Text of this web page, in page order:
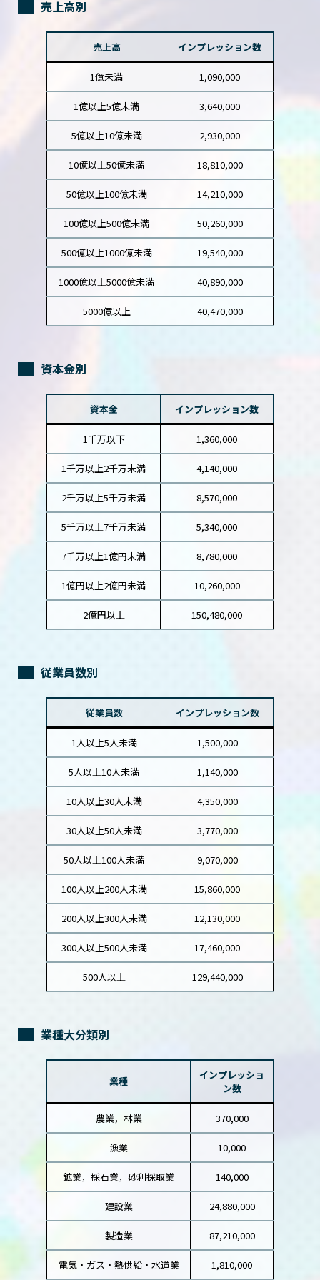
売上高別
売上高 インプレッション数
1億未満 1,090,000
1億以上5億未満 3,640,000
5億以上10億未満 2,930,000
10億以上50億未満 18,810,000
50億以上100億未満 14,210,000
100億以上500億未満 50,260,000
500億以上1000億未満 19,540,000
1000億以上5000億未満 40,890,000
5000億以上 40,470,000
資本金別
資本金 インプレッション数
1千万以下 1,360,000
1千万以上2千万未満 4,140,000
2千万以上5千万未満 8,570,000
5千万以上7千万未満 5,340,000
7千万以上1億円未満 8,780,000
1億円以上2億円未満 10,260,000
2億円以上 150,480,000
従業員数別
従業員数 インプレッション数
1人以上5人未満 1,500,000
5人以上10人未満 1,140,000
10人以上30人未満 4,350,000
30人以上50人未満 3,770,000
50人以上100人未満 9,070,000
100人以上200人未満 15,860,000
200人以上300人未満 12,130,000
300人以上500人未満 17,460,000
500人以上 129,440,000
業種大分類別
業種
インプレッショ
ン数
農業，林業 370,000
漁業 10,000
鉱業，採石業，砂利採取業 140,000
建設業 24,880,000
製造業 87,210,000
電気・ガス・熱供給・水道業 1,810,000